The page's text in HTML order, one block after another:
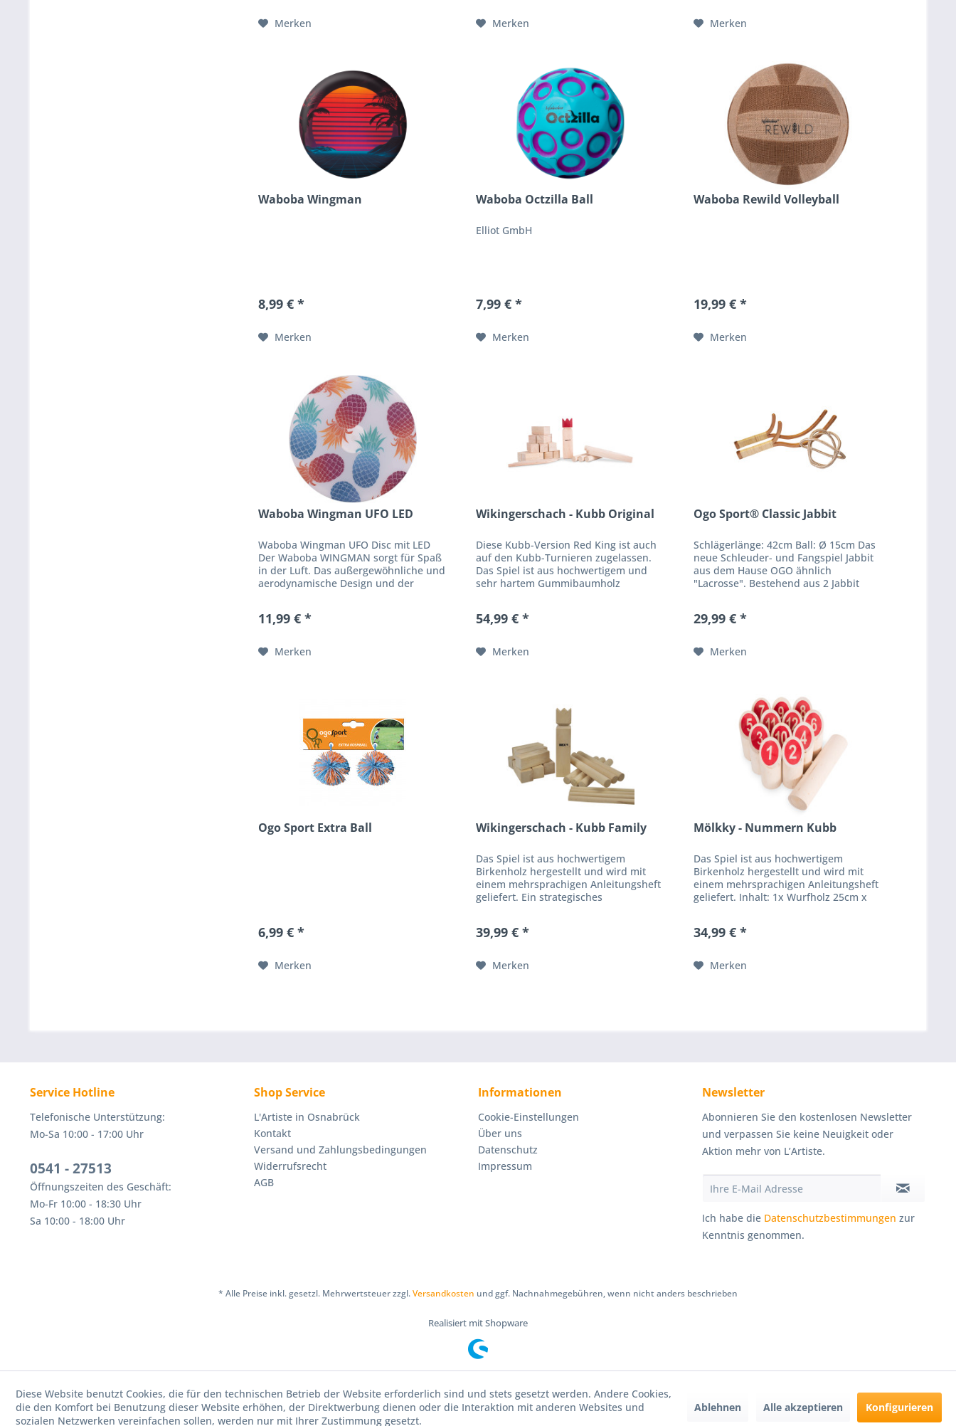
Merken Merken Merken
Waboba Wingman
8,99 € *
Merken
Waboba Octzilla Ball
Elliot GmbH
7,99 € *
Merken
Waboba Rewild Volleyball
19,99 € *
Merken
Waboba Wingman UFO LED
Waboba Wingman UFO Disc mit LED
Der Waboba WINGMAN sorgt für Spaß
in der Luft. Das außergewöhnliche und
aerodynamische Design und der
11,99 € *
Merken
Wikingerschach - Kubb Original
Diese Kubb-Version Red King ist auch
auf den Kubb-Turnieren zugelassen.
Das Spiel ist aus hochwertigem und
sehr hartem Gummibaumholz
54,99 € *
Merken
Ogo Sport® Classic Jabbit
Schlägerlänge: 42cm Ball: Ø 15cm Das
neue Schleuder- und Fangspiel Jabbit
aus dem Hause OGO ähnlich
"Lacrosse". Bestehend aus 2 Jabbit
29,99 € *
Merken
Ogo Sport Extra Ball
6,99 € *
Merken
Wikingerschach - Kubb Family
Das Spiel ist aus hochwertigem
Birkenholz hergestellt und wird mit
einem mehrsprachigen Anleitungsheft
geliefert. Ein strategisches
39,99 € *
Merken
Mölkky - Nummern Kubb
Das Spiel ist aus hochwertigem
Birkenholz hergestellt und wird mit
einem mehrsprachigen Anleitungsheft
geliefert. Inhalt: 1x Wurfholz 25cm x
34,99 € *
Merken
Service Hotline
Telefonische Unterstützung:
Mo-Sa 10:00 - 17:00 Uhr
0541 - 27513
Öffnungszeiten des Geschäft:
Mo-Fr 10:00 - 18:30 Uhr
Sa 10:00 - 18:00 Uhr
Shop Service
L'Artiste in Osnabrück
Kontakt
Versand und Zahlungsbedingungen
Widerrufsrecht
AGB
Informationen
Cookie-Einstellungen
Über uns
Datenschutz
Impressum
Newsletter
Abonnieren Sie den kostenlosen Newsletter
und verpassen Sie keine Neuigkeit oder
Aktion mehr von L’Artiste.
Ich habe die Datenschutzbestimmungen zur
Kenntnis genommen.
* Alle Preise inkl. gesetzl. Mehrwertsteuer zzgl.Versandkosten und ggf. Nachnahmegebühren, wenn nicht anders beschrieben
Realisiert mit Shopware
Diese Website benutzt Cookies, die für den technischen Betrieb der Website erforderlich sind und stets gesetzt werden. Andere Cookies,
die den Komfort bei Benutzung dieser Website erhöhen, der Direktwerbung dienen oder die Interaktion mit anderen Websites und
sozialen Netzwerken vereinfachen sollen, werden nur mit Ihrer Zustimmung gesetzt.
Ablehnen Alle akzeptieren Konfigurieren